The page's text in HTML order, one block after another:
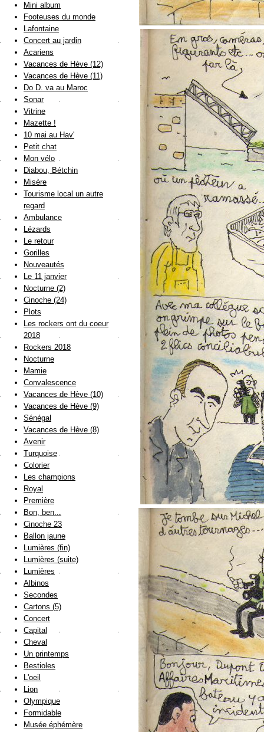
Mini album
Footeuses du monde
Lafontaine
Concert au jardin
Acariens
Vacances de Hève (12)
Vacances de Hève (11)
Do D. va au Maroc
Sonar
Vitrine
Mazette !
10 mai au Hav'
Petit chat
Mon vélo
Diabou, Bétchin
Misère
Tourisme local un autre
regard
Ambulance
Lézards
Le retour
Gorilles
Nouveautés
Le 11 janvier
Nocturne (2)
Cinoche (24)
Plots
Les rockers ont du coeur
2018
Rockers 2018
Nocturne
Mamie
Convalescence
Vacances de Hève (10)
Vacances de Hève (9)
Sénégal
Vacances de Hève (8)
Avenir
Turquoise
Colorier
Les champions
Royal
Première
Bon, ben...
Cinoche 23
Ballon jaune
Lumières (fin)
Lumières (suite)
Lumières
Albinos
Secondes
Cartons (5)
Concert
Capital
Cheval
Un printemps
Bestioles
L'oeil
Lion
Olympique
Formidable
Musée éphémère